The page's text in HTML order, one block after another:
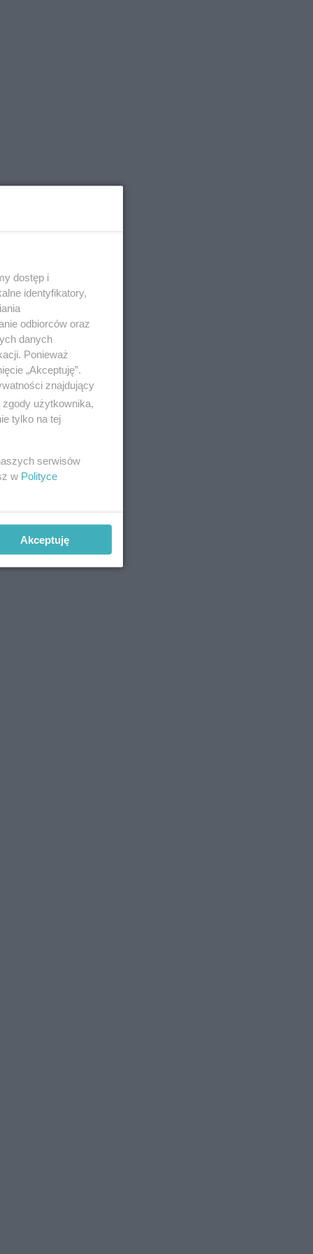
dostęp i
identyfikatory,
odbiorców oraz
danych
Ponieważ
„Akceptuję”.
znajdujący
użytkownika,
tylko na tej
serwisów
w Polityce
Akceptuję